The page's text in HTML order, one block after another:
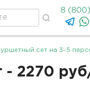
8
сет на 3-5
- 2270